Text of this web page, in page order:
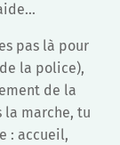
pas là pour
la police),
de la
la marche, tu
: accueil,